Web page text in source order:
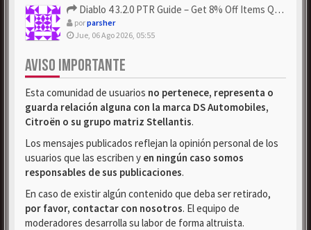
Diablo 4 3.2.0 PTR Guide – Get 8% Off Items Quickly to Test ...
porparsher
Jue, 06 Ago 2026, 05:55
AVISO IMPORTANTE
Esta comunidad de usuarios no pertenece, representa o
guarda relación alguna con la marca DS Automobiles,
Citroën o su grupo matriz Stellantis.
Los mensajes publicados reflejan la opinión personal de los
usuarios que las escriben y en ningún caso somos
responsables de sus publicaciones.
En caso de existir algún contenido que deba ser retirado,
por favor, contactar con nosotros. El equipo de
moderadores desarrolla su labor de forma altruista.